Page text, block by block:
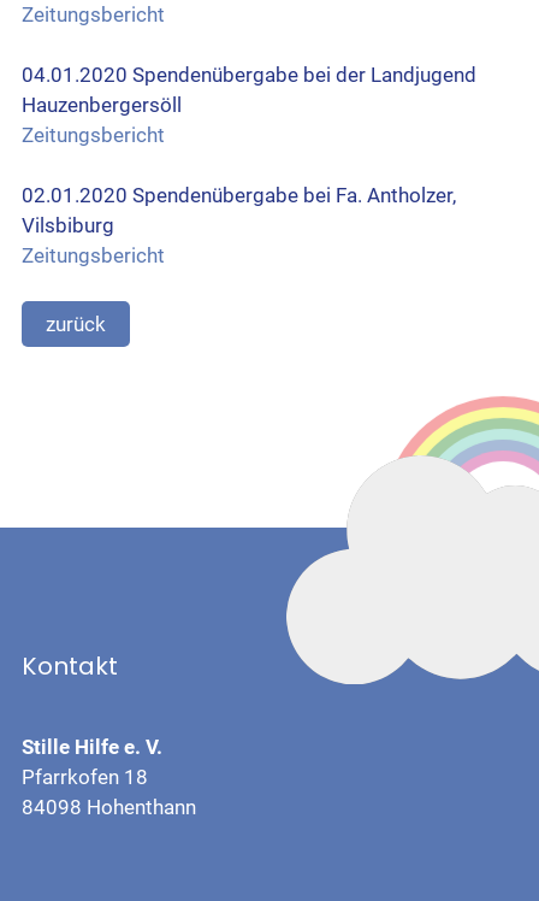
Zeitungsbericht
04.01.2020 Spendenübergabe bei der Landjugend
Hauzenbergersöll
Zeitungsbericht
02.01.2020 Spendenübergabe bei Fa. Antholzer,
Vilsbiburg
Zeitungsbericht
zurück
Kontakt
Stille Hilfe e. V.
Pfarrkofen 18
84098 Hohenthann